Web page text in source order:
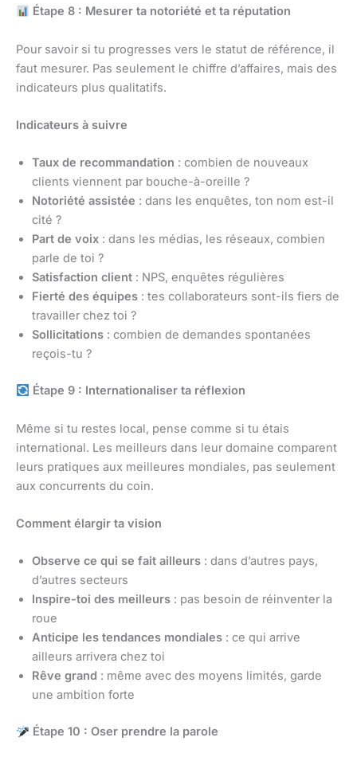
Étape 8 : Mesurer ta notoriété et ta réputation
Pour savoir si tu progresses vers le statut de référence, il
faut mesurer. Pas seulement le chiffre d’affaires, mais des
indicateurs plus qualitatifs.
Indicateurs à suivre
Taux de recommandation : combien de nouveaux
clients viennent par bouche-à-oreille ?
Notoriété assistée : dans les enquêtes, ton nom est-il
cité ?
Part de voix : dans les médias, les réseaux, combien
parle de toi ?
Satisfaction client : NPS, enquêtes régulières
Fierté des équipes : tes collaborateurs sont-ils fiers de
travailler chez toi ?
Sollicitations : combien de demandes spontanées
reçois-tu ?
Étape 9 : Internationaliser ta réflexion
Même si tu restes local, pense comme si tu étais
international. Les meilleurs dans leur domaine comparent
leurs pratiques aux meilleures mondiales, pas seulement
aux concurrents du coin.
Comment élargir ta vision
Observe ce qui se fait ailleurs : dans d’autres pays,
d’autres secteurs
Inspire-toi des meilleurs : pas besoin de réinventer la
roue
Anticipe les tendances mondiales : ce qui arrive
ailleurs arrivera chez toi
Rêve grand : même avec des moyens limités, garde
une ambition forte
Étape 10 : Oser prendre la parole